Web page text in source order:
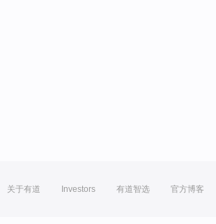
关于有道 Investors 有道智选 官方博客